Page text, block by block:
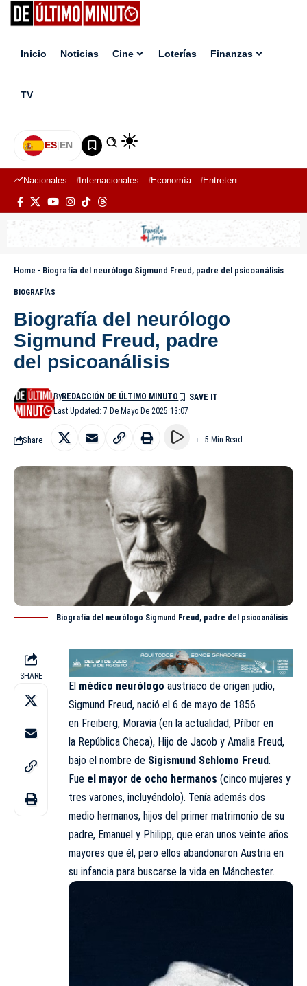
Inicio Noticias Cine Loterías Finanzas
TV
ES|EN
Nacionales Internacionales Economía Entretenimiento
Home - Biografía del neurólogo Sigmund Freud, padre del psicoanálisis
BIOGRAFÍAS
Biografía del neurólogo
Sigmund Freud, padre
del psicoanálisis
Last Updated: 7 De Mayo De 2025 13:07
ByREDACCIÓN DE ÚLTIMO MINUTO
Share 5 Min Read
Biografía del neurólogo Sigmund Freud, padre del psicoanálisis
SHARE
El médico neurólogo austriaco de origen judío,
Sigmund Freud, nació el 6 de mayo de 1856
en Freiberg, Moravia (en la actualidad, Příbor en
la República Checa), Hijo de Jacob y Amalia Freud,
bajo el nombre de Sigismund Schlomo Freud.
Fue el mayor de ocho hermanos (cinco mujeres y
tres varones, incluyéndolo). Tenía además dos
medio hermanos, hijos del primer matrimonio de su
padre, Emanuel y Philipp, que eran unos veinte años
mayores que él, pero ellos abandonaron Austria en
su infancia para buscarse la vida en Mánchester.